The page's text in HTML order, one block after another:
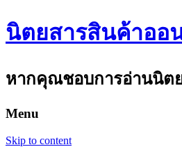
นิตยสารสินค้าออ
หากคุณชอบการอ่านนิต
Menu
Skip to content